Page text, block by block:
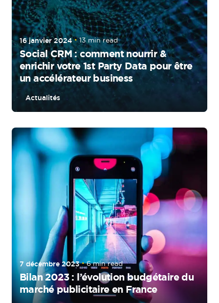
16 janvier 2024 13 min read
Social CRM : comment nourrir &
enrichir votre 1st Party Data pour être
un accélérateur business
Actualités
Posted by
tigrz_AP
7 décembre 2023 6 min read
Bilan 2023 : l’évolution budgétaire du
marché publicitaire en France